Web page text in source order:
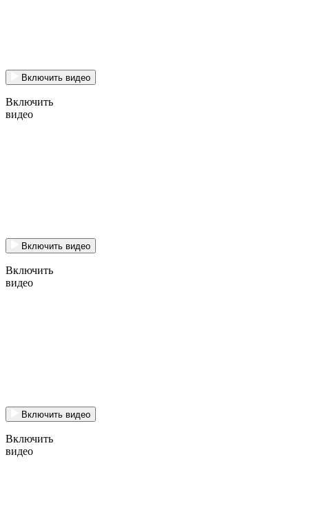
Включить видео
Включить
видео
Включить видео
Включить
видео
Включить видео
Включить
видео